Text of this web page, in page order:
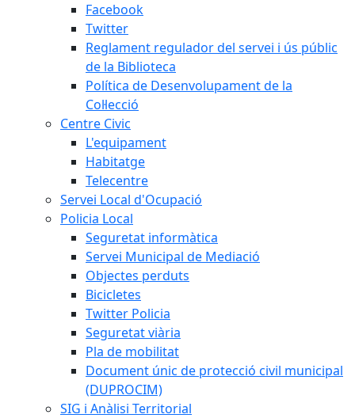
Facebook
Twitter
Reglament regulador del servei i ús públic
de la Biblioteca
Política de Desenvolupament de la
Col·lecció
Centre Civic
L'equipament
Habitatge
Telecentre
Servei Local d'Ocupació
Policia Local
Seguretat informàtica
Servei Municipal de Mediació
Objectes perduts
Bicicletes
Twitter Policia
Seguretat viària
Pla de mobilitat
Document únic de protecció civil municipal
(DUPROCIM)
SIG i Anàlisi Territorial